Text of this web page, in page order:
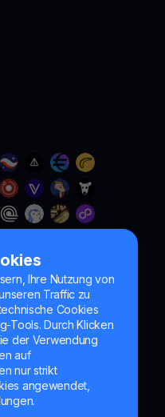
Ihre Nutzung von
Traffic zu
Cookies
Tools. Durch Klicken
der Verwendung
auf
nur strikt
angewendet,